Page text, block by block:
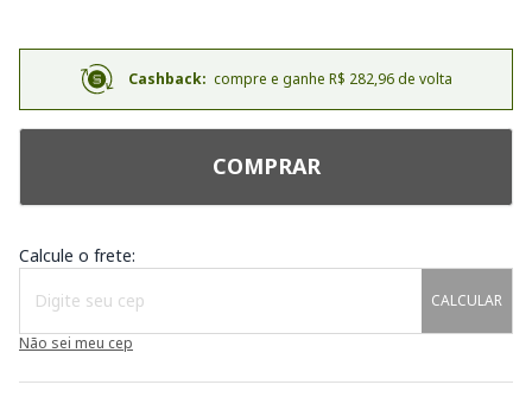
Cashback: compre e ganhe R$ 282,96 de volta
COMPRAR
Calcule o frete:
CALCULAR
Não sei meu cep